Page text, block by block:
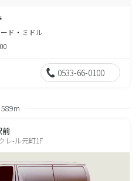
ド・ミドル
0533-66-0100
589m
前
レ-ル元町1F